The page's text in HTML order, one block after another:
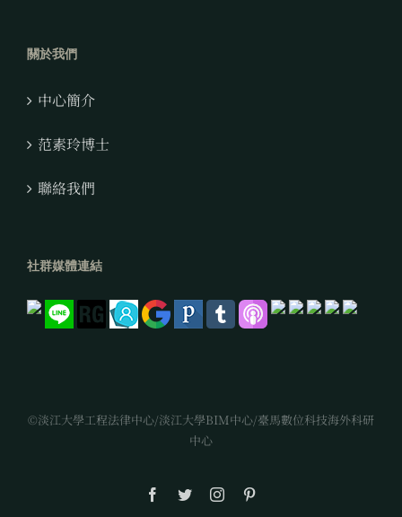
關於我們
中心簡介
范素玲博士
聯絡我們
社群媒體連結
©淡江大學工程法律中心/淡江大學BIM中心/臺馬數位科技海外科研
中心
Facebook
TwitterInstagram